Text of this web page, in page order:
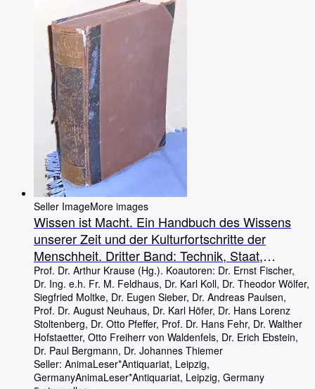
Seller ImageMore images
Wissen ist Macht. Ein Handbuch des Wissens
unserer Zeit und der Kulturfortschritte der
Menschheit. Dritter Band: Technik, Staat,
Volkswirtschaft
Prof. Dr. Arthur Krause (Hg.). Koautoren: Dr. Ernst Fischer,
Dr. Ing. e.h. Fr. M. Feldhaus, Dr. Karl Koll, Dr. Theodor Wölfer,
Siegfried Moltke, Dr. Eugen Sieber, Dr. Andreas Paulsen,
Prof. Dr. August Neuhaus, Dr. Karl Höfer, Dr. Hans Lorenz
Stoltenberg, Dr. Otto Pfeffer, Prof. Dr. Hans Fehr, Dr. Walther
Hofstaetter, Otto Freiherr von Waldenfels, Dr. Erich Ebstein,
Dr. Paul Bergmann, Dr. Johannes Thiemer
Seller: AnimaLeser*Antiquariat, Leipzig,
GermanyAnimaLeser*Antiquariat, Leipzig, Germany